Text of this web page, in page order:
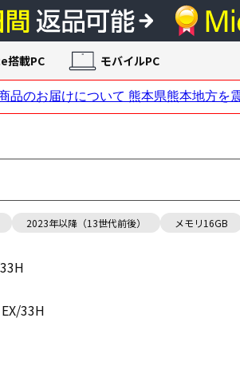
2023年以降（13世代前後） メモリ16GB
搭載PC モバイルPC
33H